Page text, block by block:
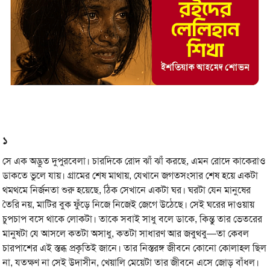
১
সে এক অদ্ভুত দুপুরবেলা। চারদিকে রোদ ঝাঁ ঝাঁ করছে, এমন রোদে কাকেরাও
ডাকতে ভুলে যায়। গ্রামের শেষ মাথায়, যেখানে জগতসংসার শেষ হয়ে একটা
থমথমে নির্জনতা শুরু হয়েছে, ঠিক সেখানে একটা ঘর। ঘরটা যেন মানুষের
তৈরি নয়, মাটির বুক ফুঁড়ে নিজে নিজেই জেগে উঠেছে। সেই ঘরের দাওয়ায়
চুপচাপ বসে থাকে লোকটা। তাকে সবাই সাধু বলে ডাকে, কিন্তু তার ভেতরের
মানুষটা যে আসলে কতটা অসাধু, কতটা সাধারণ আর জবুথবু—তা কেবল
চারপাশের এই স্তব্ধ প্রকৃতিই জানে। তার নিস্তরঙ্গ জীবনে কোনো কোলাহল ছিল
না, যতক্ষণ না সেই উদাসীন, খেয়ালি মেয়েটা তার জীবনে এসে জোড় বাঁধল।